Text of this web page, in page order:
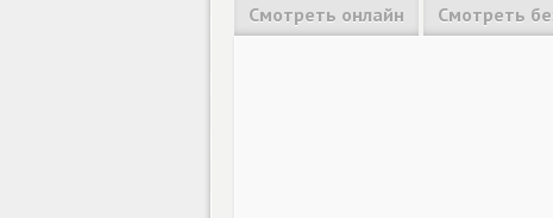
Смотреть онлайн Смотреть